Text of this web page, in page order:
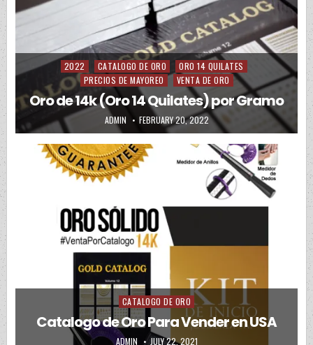
Posted in
2022 CATALOGO DE ORO
ORO 14 QUILATES
PRECIOS DE MAYOREO
VENTA DE ORO
Oro de 14k (Oro 14 Quilates) por Gramo
AUTHOR:
ADMIN PUBLISHED DATE:
FEBRUARY 20, 2022
Posted in
CATALOGO DE ORO
Catalogo de Oro Para Vender en USA
AUTHOR:
ADMIN PUBLISHED DATE:
JULY 22, 2021